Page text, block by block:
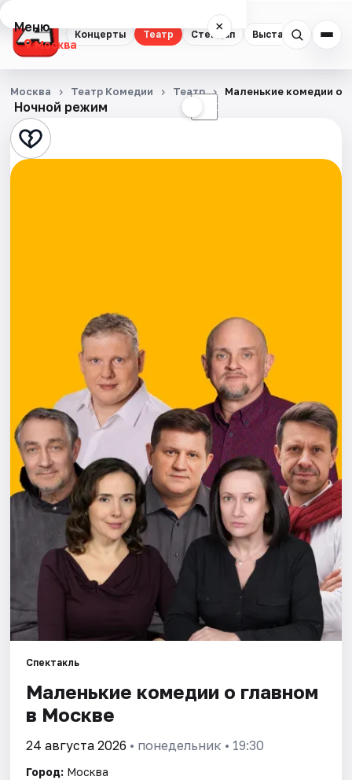
Концерты Театр Стендап Выставки
Меню ×
Москва
Концерты
Театр
Стендап
Площадки
Артисты
Рейтинги
Ночной режим ☾
Москва Театр Комедии Театр Маленькие комедии о
Спектакль
Маленькие комедии о главном
в Москве
24 августа 2026 • понедельник • 19:30
Город: Москва